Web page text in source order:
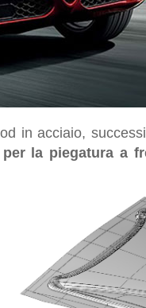
in acciaio,
per la piegatura a